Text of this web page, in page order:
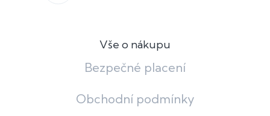
Vše o nákupu
Bezpečné placení
Obchodní podmínky